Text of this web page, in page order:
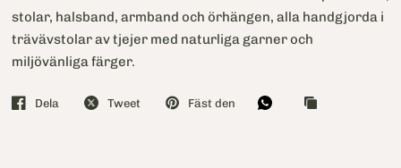
stolar, halsband, armband och örhängen, alla handgjorda i
trävävstolar av tjejer med naturliga garner och
miljövänliga färger.
Dela Tweet Fäst den